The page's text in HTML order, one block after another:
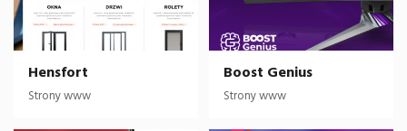
Hensfort
Strony www
Boost Genius
Strony www